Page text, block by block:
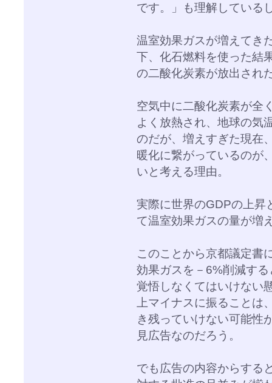
です。」も理解している
温室効果ガスが増えてき
下、化石燃料を使った結
の二酸化炭素が放出され
空気中に二酸化炭素が全
よく放熱され、地球の気
のだが、増えすぎた現在
暖化に繋がっているのが
いと考える理由。
実際に世界のGDPの上昇
て温室効果ガスの量が増
このことから京都議定書
効果ガスを－6%削減す
覚悟しなくてはいけない
上マイナスに振ることは
き残っていけない可能性
見広告なのだろう。
でも広告の内容からする